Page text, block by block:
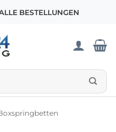
BESTELLUNGEN